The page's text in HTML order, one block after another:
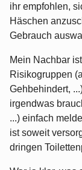
ihr empfohlen,
Häschen
Gebrauch
Mein Nachbar
Risikogruppen
Gehbehindert,
irgendwas
...) einfach
ist soweit
dringen